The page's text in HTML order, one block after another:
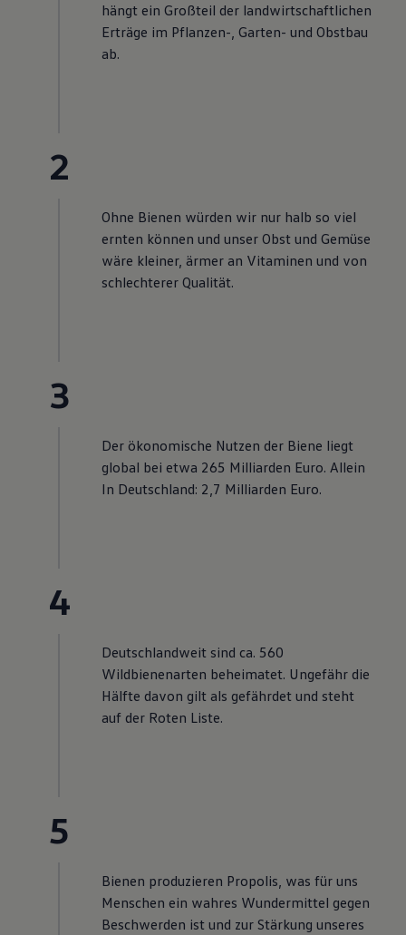
hängt ein Großteil der landwirtschaftlichen
Erträge im Pflanzen-, Garten- und Obstbau
ab.
2
Ohne Bienen würden wir nur halb so viel
ernten können und unser Obst und Gemüse
wäre kleiner, ärmer an Vitaminen und von
schlechterer Qualität.
3
Der ökonomische Nutzen der Biene liegt
global bei etwa 265 Milliarden Euro. Allein
In Deutschland: 2,7 Milliarden Euro.
4
Deutschlandweit sind ca. 560
Wildbienenarten beheimatet. Ungefähr die
Hälfte davon gilt als gefährdet und steht
auf der Roten Liste.
5
Bienen produzieren Propolis, was für uns
Menschen ein wahres Wundermittel gegen
Beschwerden ist und zur Stärkung unseres